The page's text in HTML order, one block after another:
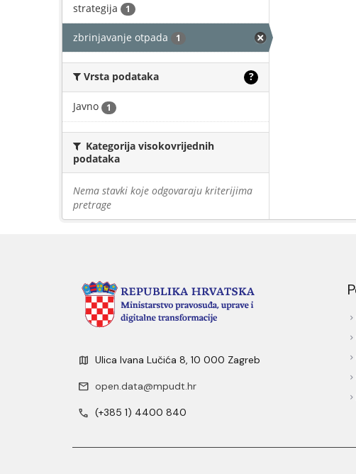
strategija 1
zbrinjavanje otpada 1
Vrsta podataka ?
Javno 1
Kategorija visokovrijednih
podataka
Nema stavki koje odgovaraju kriterijima
pretrage